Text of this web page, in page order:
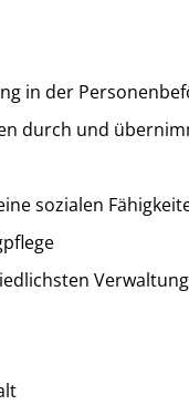
in der
durch und
sozialen